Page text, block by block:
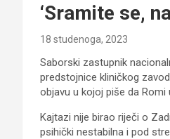
‘Sramite se,
18 studenoga, 2023
Saborski zastupnik
predstojnice kliničkog
objavu u kojoj piše da Romi
Kajtazi nije birao riječi o
psihički nestabilna i pod